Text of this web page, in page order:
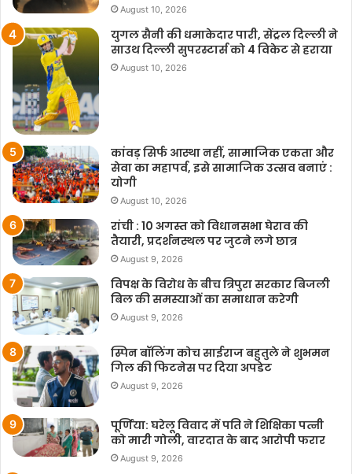
August 10, 2026
युगल सैनी की धमाकेदार पारी, सेंट्रल दिल्ली ने
साउथ दिल्ली सुपरस्टार्स को 4 विकेट से हराया
August 10, 2026
कांवड़ सिर्फ आस्था नहीं, सामाजिक एकता और
सेवा का महापर्व, इसे सामाजिक उत्सव बनाएं :
योगी
August 10, 2026
रांची : 10 अगस्त को विधानसभा घेराव की
तैयारी, प्रदर्शनस्थल पर जुटने लगे छात्र
August 9, 2026
विपक्ष के विरोध के बीच त्रिपुरा सरकार बिजली
बिल की समस्याओं का समाधान करेगी
August 9, 2026
स्पिन बॉलिंग कोच साईराज बहुतुले ने शुभमन
गिल की फिटनेस पर दिया अपडेट
August 9, 2026
पूर्णिया: घरेलू विवाद में पति ने शिक्षिका पत्नी
को मारी गोली, वारदात के बाद आरोपी फरार
August 9, 2026